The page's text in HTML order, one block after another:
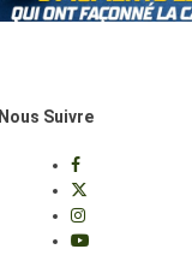
Nous Suivre